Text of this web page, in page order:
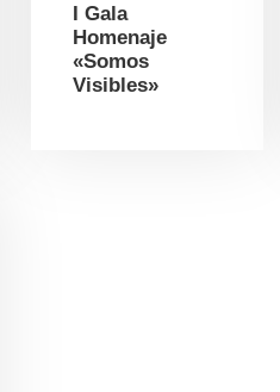
I Gala
Homenaje
«Somos
Visibles»